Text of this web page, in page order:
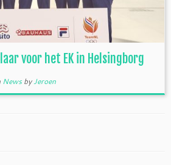
voor het EK in Helsingborg
NewsbyJeroen